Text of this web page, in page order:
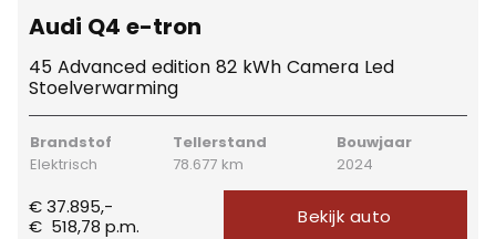
Audi Q4 e-tron
45 Advanced edition 82 kWh Camera Led
Stoelverwarming
Brandstof
Elektrisch
Tellerstand
78.677 km
Bouwjaar
2024
€ 37.895,-
€ 518,78 p.m. Bekijk auto